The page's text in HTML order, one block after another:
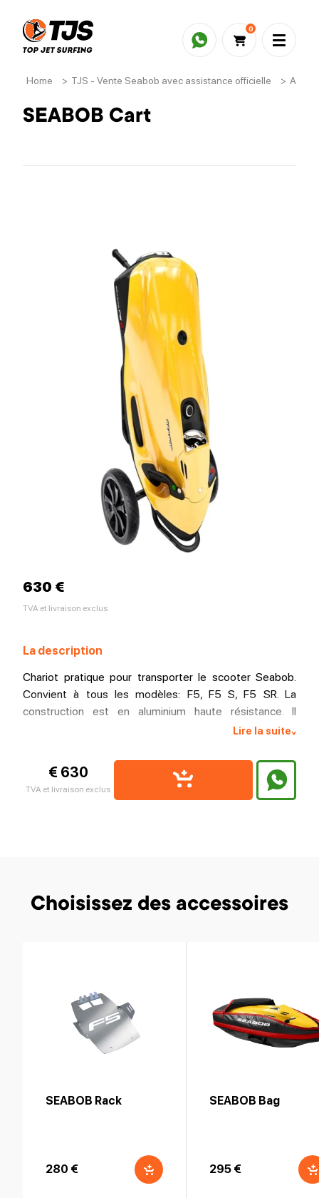
0
Home > TJS - Vente Seabob avec assistance officielle >
SEABOB Cart
630 €
TVA et livraison exclus
La description
Chariot pratique pour transporter le scooter Seabob.
Convient à tous les modèles: F5, F5 S, F5 SR. La
construction est en aluminium haute résistance. Il
dispose d'une fixation simple et d'un support latéral
facilement démontée si vous le souhaitez. Se déplace
sur roues avec pneus en polyuréthane.
Lire la suite^
€ 630
TVA et livraison exclus
Choisissez des accessoires
SEABOB Rack
280 €
SEABOB Bag
295 €